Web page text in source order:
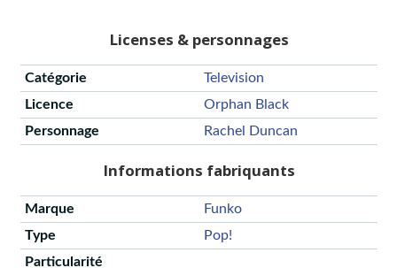
Licenses & personnages
Catégorie
Television
Licence
Orphan Black
Personnage
Rachel Duncan
Informations fabriquants
Marque
Funko
Type
Pop!
Particularité